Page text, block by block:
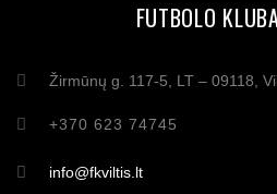
FUTBOLO
Žirmūnų g. 117-5, LT – 09118,
+370 623 74745
info@fkviltis.lt